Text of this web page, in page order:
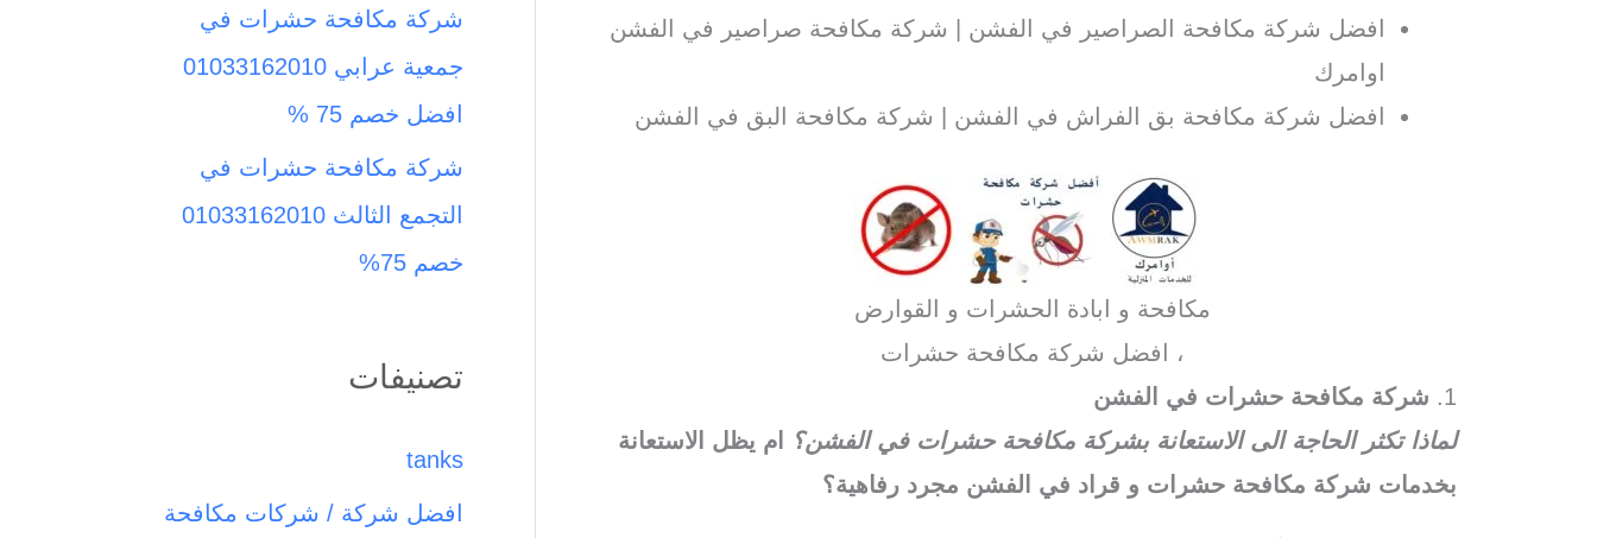
افضل شركة مكافحة الصراصير في الفشن | شركة مكافحة صراصير في الفشن
اوامرك
افضل شركة مكافحة بق الفراش في الفشن | شركة مكافحة البق في الفشن
مكافحة و ابادة الحشرات و القوارض
، افضل شركة مكافحة حشرات
1.
شركة مكافحة حشرات في الفشن
لماذا تكثر الحاجة الى الاستعانة بشركة مكافحة حشرات في الفشن؟
ام يظل الاستعانة
بخدمات شركة مكافحة حشرات و قراد في الفشن مجرد رفاهية؟
شركة مكافحة حشرات في
جمعية عرابي 01033162010
افضل خصم 75 %
شركة مكافحة حشرات في
التجمع الثالث 01033162010
خصم 75%
تصنيفات
tanks
افضل شركة / شركات مكافحة